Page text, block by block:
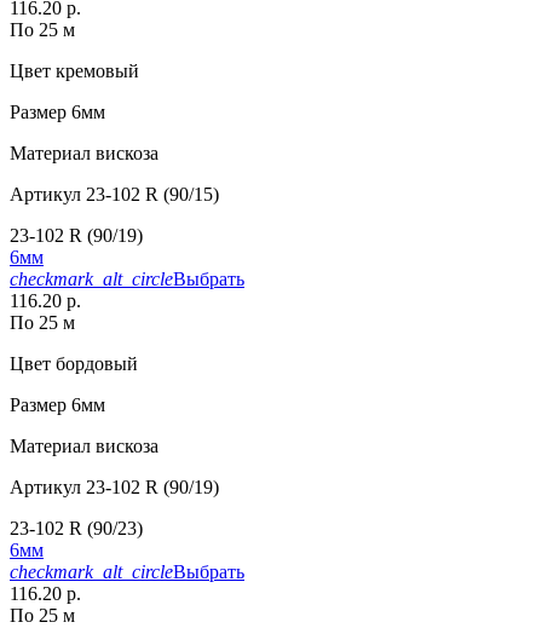
116.20 р.
По 25 м
Цвет кремовый
Размер 6мм
Материал вискоза
Артикул 23-102 R (90/15)
23-102 R (90/19)
6мм
checkmark_alt_circleВыбрать
116.20 р.
По 25 м
Цвет бордовый
Размер 6мм
Материал вискоза
Артикул 23-102 R (90/19)
23-102 R (90/23)
6мм
checkmark_alt_circleВыбрать
116.20 р.
По 25 м